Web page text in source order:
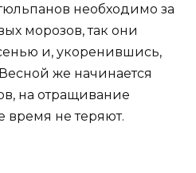
необходимо за
морозов, так они
и, укоренившись,
же начинается
на отращивание
время не теряют.